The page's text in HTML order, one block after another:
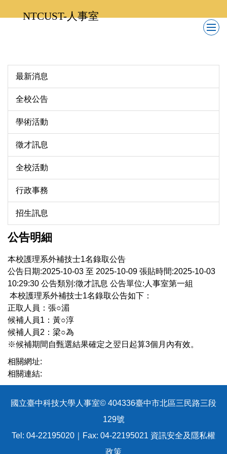
到
NTCUST-人事室
最新消息
全校公告
學術活動
徵才訊息
全校活動
行政事務
招生訊息
公告明細
本校護理系外補技士1名錄取公告
公告日期:2025-10-03 至 2025-10-09 張貼時間:2025-10-03
10:29:30 公告類別:徵才訊息 公告單位:人事室第一組
本校護理系外補技士1名錄取公告如下：
正取人員：張○湄
候補人員1：黃○淳
候補人員2：梁○為
※候補期間自甄選結果確定之翌日起算3個月內有效。
相關網址:
相關連結:
國立臺中科技大學人事室© 404336臺中市北區三民路三段
129號
Tel: 04-22195020｜Fax: 04-22195021 資訊安全及隱私權
政策